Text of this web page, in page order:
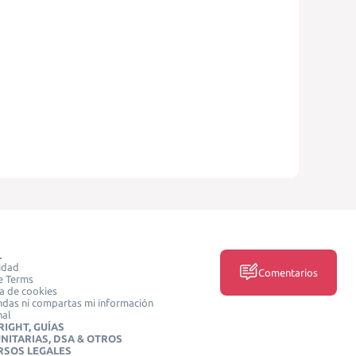
Terms
de cookies
ni compartas mi información
GUÍAS
DSA & OTROS
LEGALES
Comentarios